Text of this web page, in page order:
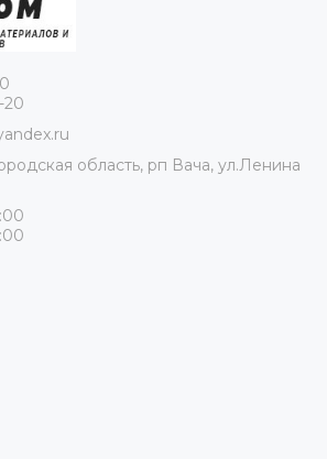
20
область, рп Вача, ул.Ленина